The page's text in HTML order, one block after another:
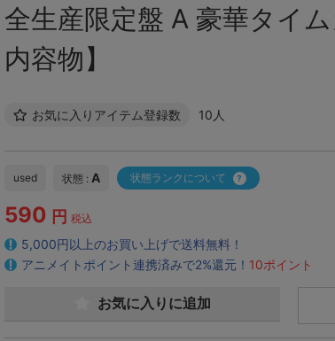
全生産限定盤 A 豪華タイ
内容物】
お気に入りアイテム登録数 10人
used 状態 : A 状態ランクについて
590 円 税込
5,000円以上のお買い上げで送料無料！
アニメイトポイント連携済みで2%還元！ 10ポイント
お気に入りに追加